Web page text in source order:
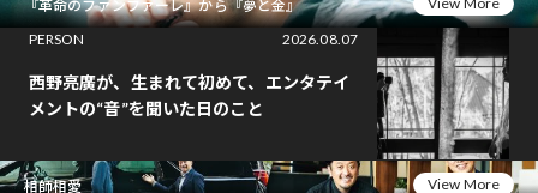
『革命のファンファーレ』から『夢と金』
PERSON
2026.08.07
西野亮廣が、生まれて初めて、エンタテイ
メントの“音”を聞いた日のこと
相師相愛
View More